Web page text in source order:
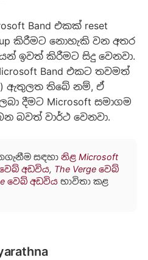
Band එකක් reset
කිරීමට නොහැකි වන අතර
ඉවත් කිරීමට සිදු වෙනවා.
Band එකට තවමත්
ඇතුලත තිබේ නම්, ඒ
දීමට Microsoft සමාගම
බවත් වාර්ථ වෙනවා.
සඳහා නිළ Microsoft
වෙබ් අඩවිය, The Verge වෙබ්
වෙබ් අඩවියභාවිතා කළ